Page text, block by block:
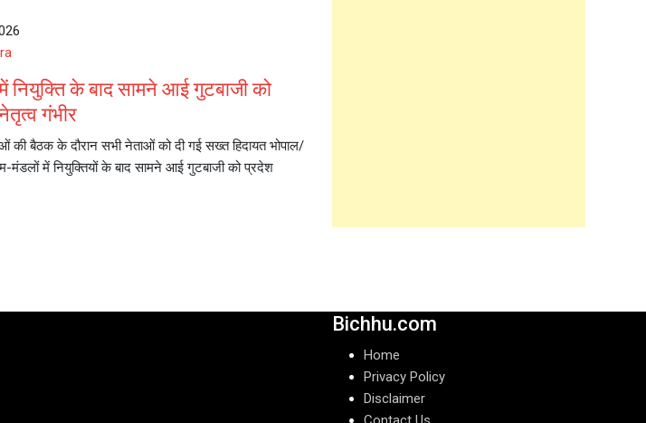
नियुक्ति के बाद सामने आई गुटबाजी को
गंभीर
की बैठक के दौरान सभी नेताओं को दी गई सख्त हिदायत भोपाल/
मंडलों में नियुक्तियों के बाद सामने आई गुटबाजी को प्रदेश
Bichhu.com
Home
Privacy Policy
Disclaimer